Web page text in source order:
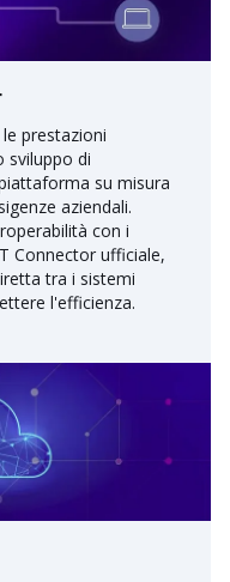
prestazioni
sviluppo di
su misura
aziendali.
con i
Connector ufficiale,
tra i sistemi
l'efficienza.